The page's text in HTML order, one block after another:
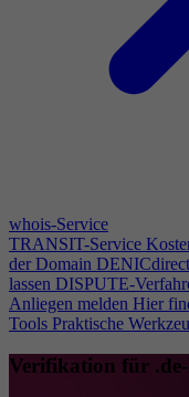
whois-Service
TRANSIT-Service
der Domain DENICdirect
lassen DISPUTE-
Anliegen melden Hier
Tools Praktische
Verifikation für